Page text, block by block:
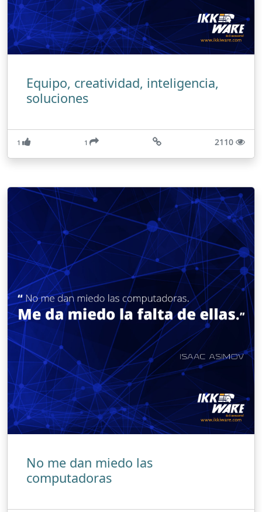
Equipo, creatividad, inteligencia,
soluciones
1 1 2110
No me dan miedo las
computadoras